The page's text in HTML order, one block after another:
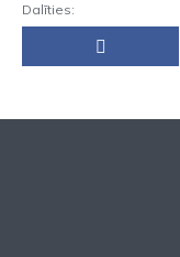
Dalīties: